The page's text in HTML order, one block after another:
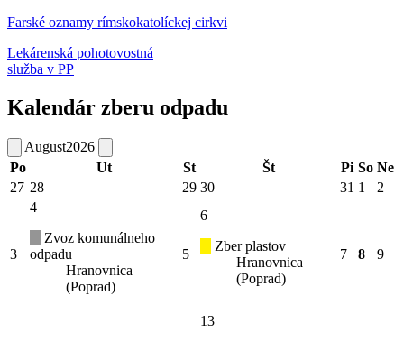
Farské oznamy rímskokatolíckej cirkvi
Lekárenská pohotovostná
služba v PP
Kalendár zberu odpadu
August2026
Po
Ut St Št Pi So Ne
27 28 29 30 31 1 2
3
4
Zvoz komunálneho
odpadu
Hranovnica
(Poprad)
5
6
Zber plastov
Hranovnica
(Poprad)
7 8 9
13